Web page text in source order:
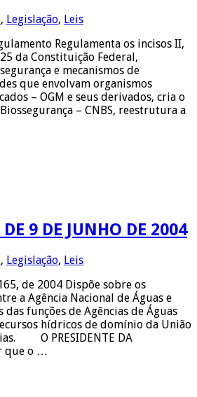
, Legislação, Leis
Regulamenta os incisos II,
da Constituição Federal,
e mecanismos de
que envolvam organismos
– OGM e seus derivados, cria o
– CNBS, reestrutura a
9 DE JUNHO DE 2004
, Legislação, Leis
de 2004 Dispõe sobre os
a Agência Nacional de Águas e
funções de Agências de Águas
hídricos de domínio da União
O PRESIDENTE DA
que o …